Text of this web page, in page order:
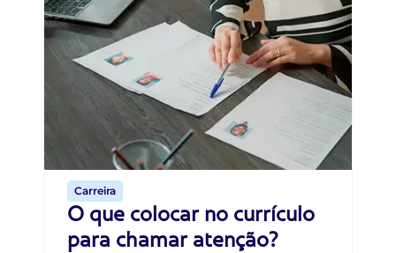
Carreira
O que colocar no currículo
para chamar atenção?